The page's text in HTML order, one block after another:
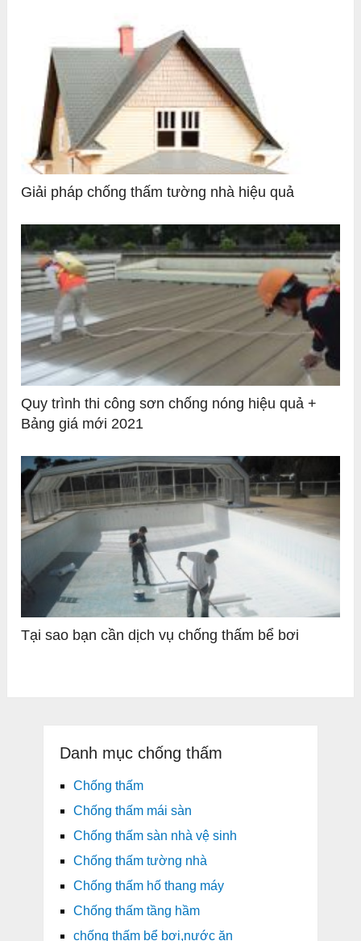
Giải pháp chống thấm tường nhà hiệu quả
Quy trình thi công sơn chống nóng hiệu quả +
Bảng giá mới 2021
Tại sao bạn cần dịch vụ chống thấm bể bơi
Danh mục chống thấm
Chống thấm
Chống thấm mái sàn
Chống thấm sàn nhà vệ sinh
Chống thấm tường nhà
Chống thấm hố thang máy
Chống thấm tầng hầm
chống thấm bể bơi,nước ăn